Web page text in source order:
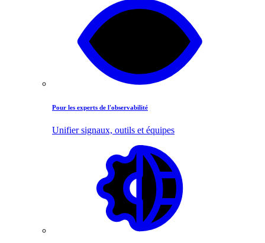
Pour les experts de l'observabilité
Unifier signaux, outils et équipes